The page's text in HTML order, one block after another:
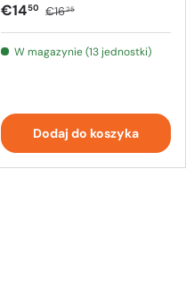
€1450 €1625
W magazynie (13 jednostki)
Dodaj do koszyka